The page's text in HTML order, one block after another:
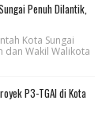
Penuh Dilantik,
Kota Sungai
dan Wakil Walikota
P3-TGAI di Kota